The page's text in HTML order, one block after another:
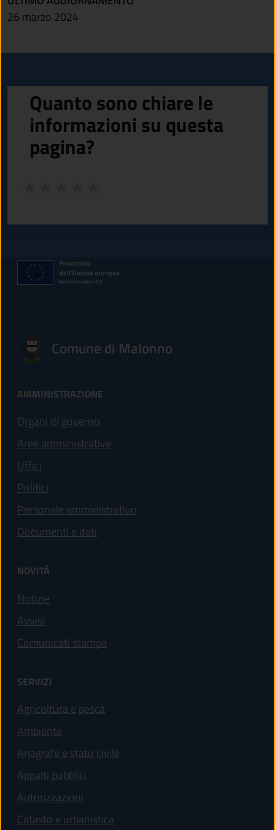
26 marzo 2024
Quanto sono chiare le
informazioni su questa
pagina?
Comune di Malonno
AMMINISTRAZIONE
Organi di governo
Aree amministrative
Uffici
Politici
Personale amministrativo
Documenti e dati
NOVITÀ
Notizie
Avvisi
Comunicati stampa
SERVIZI
Agricoltura e pesca
Ambiente
Anagrafe e stato civile
Appalti pubblici
Autorizzazioni
Catasto e urbanistica